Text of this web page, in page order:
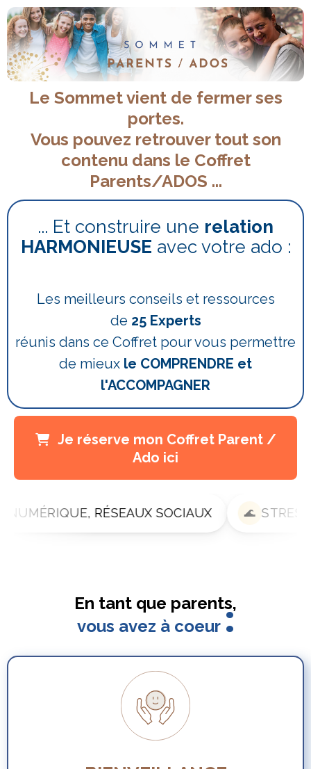
Le Sommet vient de fermer ses
portes.
Vous pouvez retrouver tout son
contenu dans le Coffret
Parents/ADOS ...
... Et construire une relation
HARMONIEUSE avec votre ado :
Les meilleurs conseils et ressources
de 25 Experts
réunis dans ce Coffret pour vous permettre
de mieux le COMPRENDRE et
l'ACCOMPAGNER
Je réserve mon Coffret Parent /
Ado ici
SOCIAUX 🌊 STRESS & DÉTRESSE 🛡️
En tant que parents,
vous avez à coeur: